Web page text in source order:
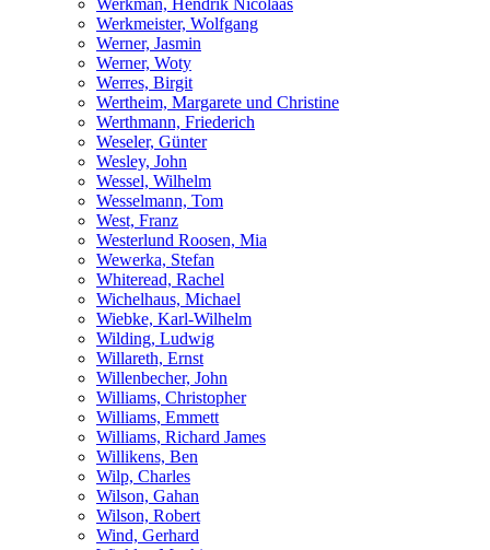
Werkmeister, Wolfgang
Werner, Jasmin
Werner, Woty
Werres, Birgit
Wertheim, Margarete und Christine
Werthmann, Friederich
Weseler, Günter
Wesley, John
Wessel, Wilhelm
Wesselmann, Tom
West, Franz
Westerlund Roosen, Mia
Wewerka, Stefan
Whiteread, Rachel
Wichelhaus, Michael
Wiebke, Karl-Wilhelm
Wilding, Ludwig
Willareth, Ernst
Willenbecher, John
Williams, Christopher
Williams, Emmett
Williams, Richard James
Willikens, Ben
Wilp, Charles
Wilson, Gahan
Wilson, Robert
Wind, Gerhard